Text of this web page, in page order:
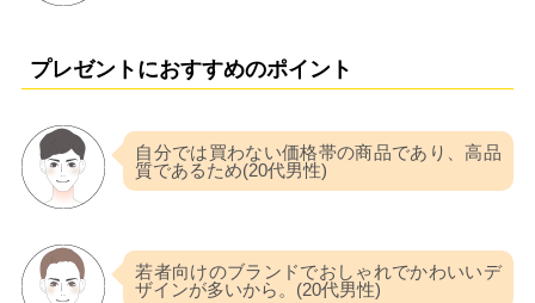
プレゼントにおすすめのポイント
自分では買わない価格帯の商品であり、高品
質であるため(20代男性)
若者向けのブランドでおしゃれでかわいいデ
ザインが多いから。(20代男性)